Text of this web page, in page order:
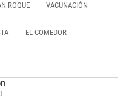
ROQUE VACUNACIÓN
EL COMEDOR